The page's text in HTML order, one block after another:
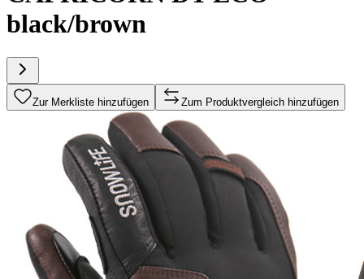
black/brown
Zur Merkliste hinzufügen Zum Produktvergleich hinzufügen